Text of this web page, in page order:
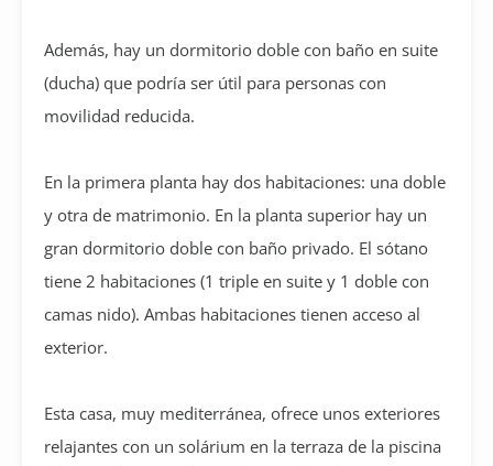
Además, hay un dormitorio doble con baño en suite
(ducha) que podría ser útil para personas con
movilidad reducida.
En la primera planta hay dos habitaciones: una doble
y otra de matrimonio. En la planta superior hay un
gran dormitorio doble con baño privado. El sótano
tiene 2 habitaciones (1 triple en suite y 1 doble con
camas nido). Ambas habitaciones tienen acceso al
exterior.
Esta casa, muy mediterránea, ofrece unos exteriores
relajantes con un solárium en la terraza de la piscina